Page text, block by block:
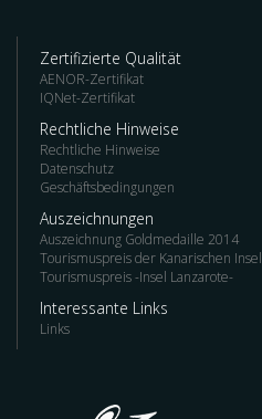
Zertifizierte Qualität
AENOR-Zertifikat
IQNet-Zertifikat
Rechtliche Hinweise
Rechtliche Hinweise
Datenschutz
Geschäftsbedingungen
Auszeichnungen
Auszeichnung Goldmedaille 2014
Tourismuspreis der Kanarischen
Tourismuspreis -Insel Lanzarote-
Interessante Links
Links